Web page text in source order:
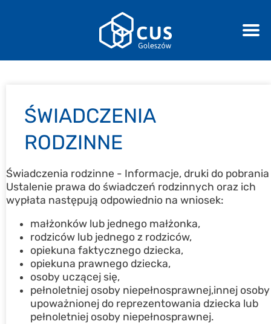
ŚWIADCZENIA
RODZINNE
Świadczenia rodzinne - Informacje, druki do pobrania
Ustalenie prawa do świadczeń rodzinnych oraz ich
wypłata następują odpowiednio na wniosek:
małżonków lub jednego małżonka,
rodziców lub jednego z rodziców,
opiekuna faktycznego dziecka,
opiekuna prawnego dziecka,
osoby uczącej się,
pełnoletniej osoby niepełnosprawnej,innej osoby
upoważnionej do reprezentowania dziecka lub
pełnoletniej osoby niepełnosprawnej.